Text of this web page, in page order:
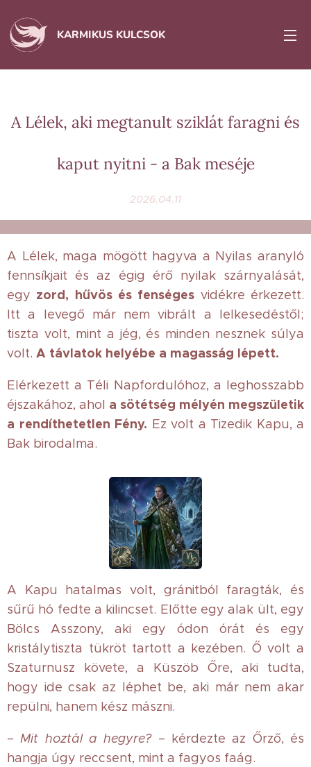
KARMIKUS KULCSOK
A Lélek, aki megtanult sziklát faragni és
kaput nyitni - a Bak meséje
2026.04.11
A Lélek, maga mögött hagyva a Nyilas aranyló
fennsíkjait és az égig érő nyilak szárnyalását,
egy zord, hűvös és fenséges vidékre érkezett.
Itt a levegő már nem vibrált a lelkesedéstől;
tiszta volt, mint a jég, és minden nesznek súlya
volt. A távlatok helyébe a magasság lépett.
Elérkezett a Téli Napfordulóhoz, a leghosszabb
éjszakához, ahol a sötétség mélyén megszületik
a rendíthetetlen Fény. Ez volt a Tizedik Kapu, a
Bak birodalma.
A Kapu hatalmas volt, gránitból faragták, és
sűrű hó fedte a kilincset. Előtte egy alak ült, egy
Bölcs Asszony, aki egy ódon órát és egy
kristálytiszta tükröt tartott a kezében. Ő volt a
Szaturnusz követe, a Küszöb Őre, aki tudta,
hogy ide csak az léphet be, aki már nem akar
repülni, hanem kész mászni.
– Mit hoztál a hegyre?– kérdezte az Őrző, és
hangja úgy reccsent, mint a fagyos faág.